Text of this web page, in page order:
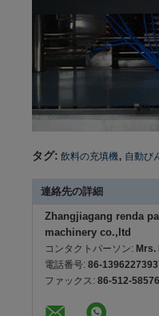
タグ: 飲料の充填機, 自動び
連絡先の詳細
Zhangjiagang renda
machinery co.,ltd
コンタクトパーソン: Mrs.
電話番号: 86-
ファックス: 86-512-